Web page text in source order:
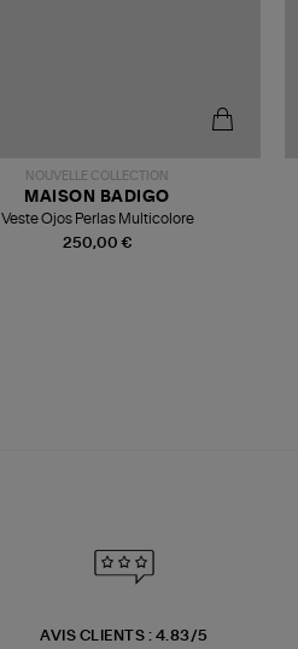
NOUVELLE COLLECTION
250,00 €
MAISON BADIGO
Veste Ojos Perlas Multicolore
AVIS CLIENTS : 4.83/5